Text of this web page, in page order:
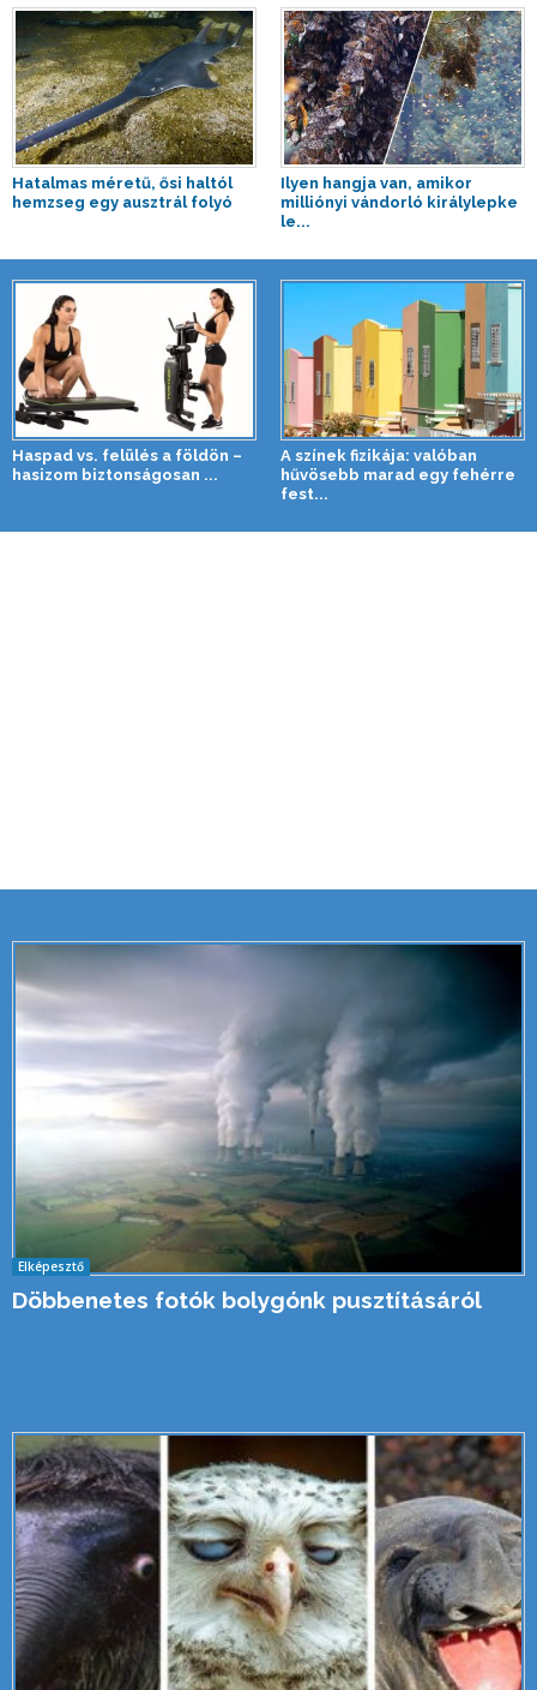
Hatalmas méretű, ősi haltól
hemzseg egy ausztrál folyó
Ilyen hangja van, amikor
milliónyi vándorló királylepke
le...
Haspad vs. felülés a földön –
hasizom biztonságosan ...
A színek fizikája: valóban
hűvösebb marad egy fehérre
fest...
Elképesztő
Döbbenetes fotók bolygónk pusztításáról